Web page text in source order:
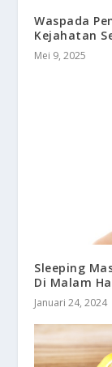
Waspada
Kejahatan
Mei 9, 2025
Sleeping
Di Malam
Januari 24, 2024